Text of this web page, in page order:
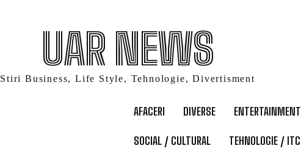
UAR NEWS
Stiri Business, Life Style, Tehnologie, Divertisment
AFACERI DIVERSE ENTERTAINMENT
SOCIAL / CULTURAL TEHNOLOGIE / ITC